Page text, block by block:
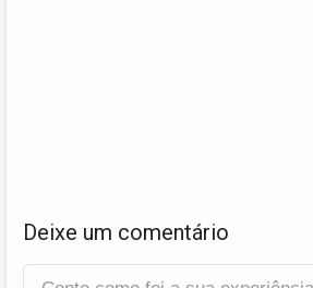
Deixe um comentário